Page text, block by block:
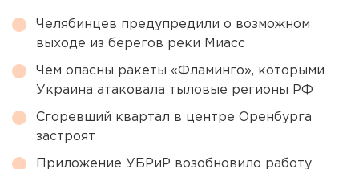
Челябинцев предупредили о возможном
выходе из берегов реки Миасс
Чем опасны ракеты «Фламинго», которыми
Украина атаковала тыловые регионы РФ
Сгоревший квартал в центре Оренбурга
застроят
Приложение УБРиР возобновило работу